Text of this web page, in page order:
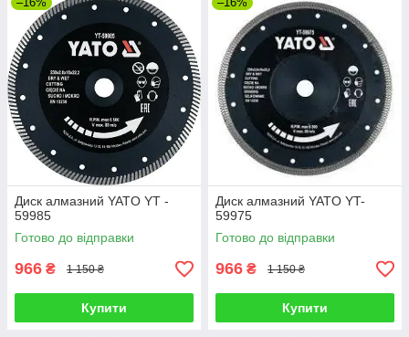
Диск алмазний YATO YT -
59985
Готово до відправки
966 ₴ 1 150 ₴
Купити
Диск алмазний YATO YT-
59975
Готово до відправки
966 ₴ 1 150 ₴
Купити